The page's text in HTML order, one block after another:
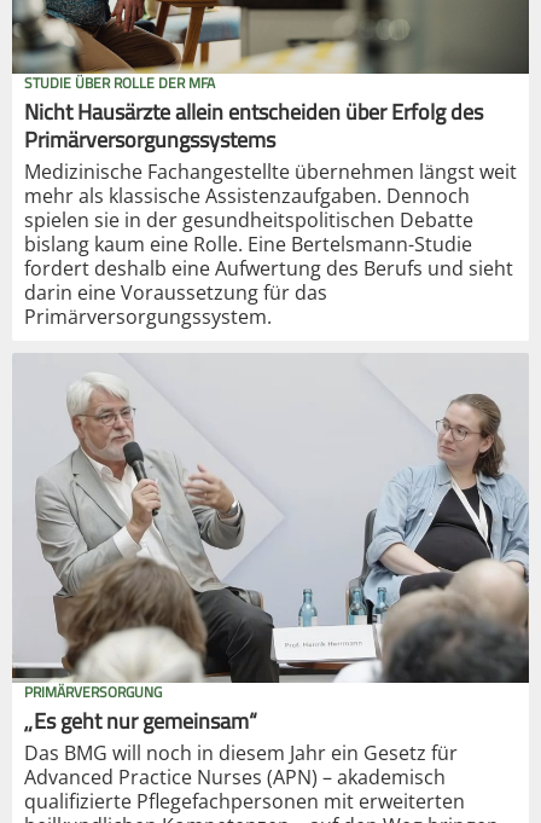
STUDIE ÜBER ROLLE DER MFA
Nicht Hausärzte allein entscheiden über Erfolg des
Primärversorgungssystems
Medizinische Fachangestellte übernehmen längst weit
mehr als klassische Assistenzaufgaben. Dennoch
spielen sie in der gesundheitspolitischen Debatte
bislang kaum eine Rolle. Eine Bertelsmann-Studie
fordert deshalb eine Aufwertung des Berufs und sieht
darin eine Voraussetzung für das
Primärversorgungssystem.
PRIMÄRVERSORGUNG
„Es geht nur gemeinsam“
Das BMG will noch in diesem Jahr ein Gesetz für
Advanced Practice Nurses (APN) – akademisch
qualifizierte Pflegefachpersonen mit erweiterten